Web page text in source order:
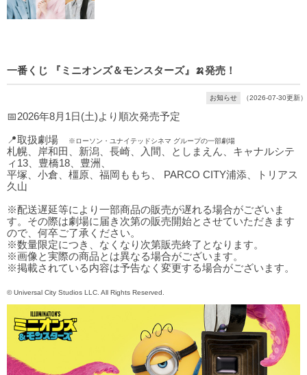
一番くじ 『ミニオンズ＆モンスターズ』🍌発売！
お知らせ （2026-07-30更新）
📅2026年8月1日(土)より順次発売予定
📍取扱劇場 ※ローソン・ユナイテッドシネマ グループの一部劇場
札幌、岸和田、新潟、長崎、入間、としまえん、キャナルシテ
ィ13、豊橋18、豊洲、
平塚、小倉、橿原、福岡ももち、 PARCO CITY浦添、トリアス
久山
※配送遅延等により一部商品の販売が遅れる場合がございま
す。その際は劇場に届き次第の販売開始とさせていただきます
ので、何卒ご了承ください。
※数量限定につき、なくなり次第販売終了となります。
※画像と実際の商品とは異なる場合がございます。
※掲載されている内容は予告なく変更する場合がございます。
© Universal City Studios LLC. All Rights Reserved.